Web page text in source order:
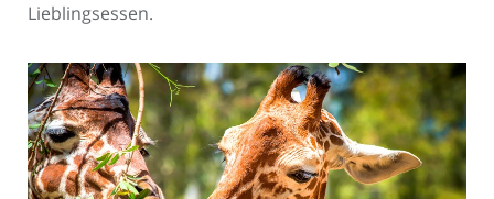
Lieblingsessen.